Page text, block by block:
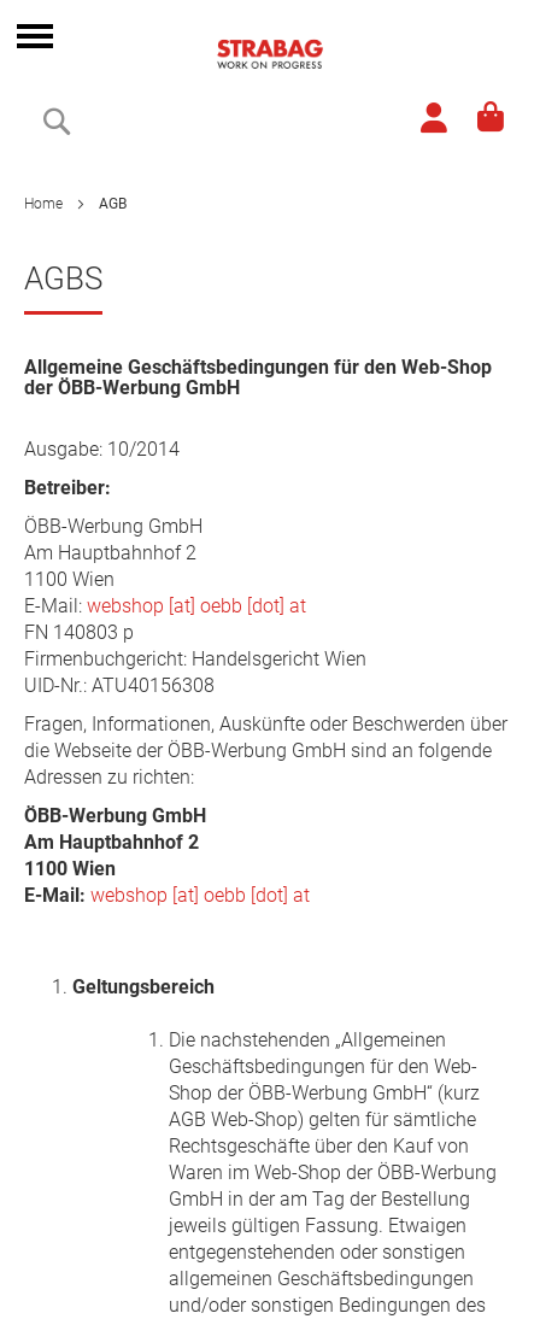
to
Toggle
Home AGB
AGBS
Allgemeine Geschäftsbedingungen für den Web-Shop
der ÖBB-Werbung GmbH
Ausgabe: 10/2014
Betreiber:
ÖBB-Werbung GmbH
Am Hauptbahnhof 2
1100 Wien
E-Mail: webshop [at] oebb [dot] at
FN 140803 p
Firmenbuchgericht: Handelsgericht Wien
UID-Nr.: ATU40156308
Fragen, Informationen, Auskünfte oder Beschwerden über
die Webseite der ÖBB-Werbung GmbH sind an folgende
Adressen zu richten:
ÖBB-Werbung GmbH
Am Hauptbahnhof 2
1100 Wien
E-Mail: webshop [at] oebb [dot] at
Geltungsbereich
Die nachstehenden „Allgemeinen
Geschäftsbedingungen für den Web-
Shop der ÖBB-Werbung GmbH“ (kurz
AGB Web-Shop) gelten für sämtliche
Rechtsgeschäfte über den Kauf von
Waren im Web-Shop der ÖBB-Werbung
GmbH in der am Tag der Bestellung
jeweils gültigen Fassung. Etwaigen
entgegenstehenden oder sonstigen
allgemeinen Geschäftsbedingungen
und/oder sonstigen Bedingungen des